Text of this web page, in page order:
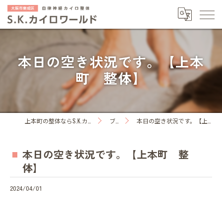
本日の空き状況です。【上本
町 整体】
ブログ 本日の空き状況です。【上本町 整体】
本日の空き状況です。【上本町 整
体】
2024/04/01